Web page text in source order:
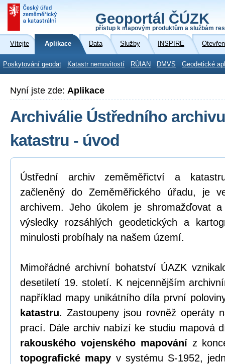
Geoportál ČÚZK
přístup k mapovým produktům a službám
Vítejte Aplikace Data Služby INSPIRE
Poskytování geodat Katastr nemovitostí RÚIAN DMVS Geodetické
Nyní jste zde: Aplikace
Archiválie Ústředního
katastru - úvod
Ústřední archiv zeměměřictví a
začleněný do Zeměměřického úřadu, je
archivem. Jeho úkolem je shromažďovat
výsledky rozsáhlých geodetických a
minulosti probíhaly na našem území.
Mimořádné archivní bohatství ÚAZK
desetiletí 19. století. K nejcennějším
například mapy unikátního díla první
katastru. Zastoupeny jsou rovněž operáty
prací. Dále archiv nabízí ke studiu mapová
rakouského vojenského mapováníz
topografické mapy v systému S-1952,